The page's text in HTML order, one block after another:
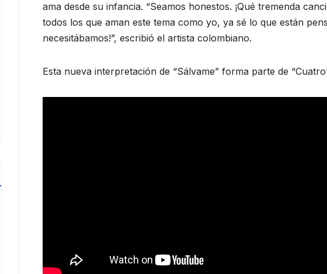
Recibe
ariguanabens
provincial de
radio de La
NO HAY COMENTARIOS
ama desde su infancia. “Seamos honestos. ¡Qué tremenda
todos los que aman este tema como yo, ya sé lo que están
necesitábamos!”, escribió el artista colombiano.
Esta nueva interpretación de “Sálvame” forma parte de